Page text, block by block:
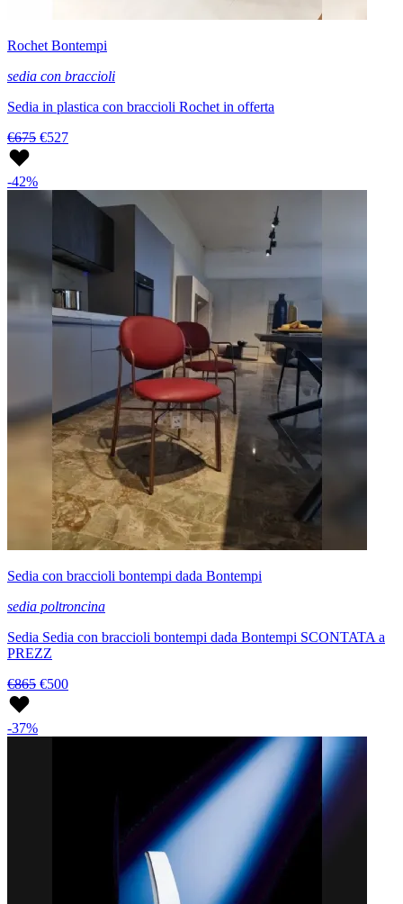
Rochet Bontempi
sedia con braccioli
Sedia in plastica con braccioli Rochet in offerta
€675 €527
-42%
Sedia con braccioli bontempi dada Bontempi
sedia poltroncina
Sedia Sedia con braccioli bontempi dada Bontempi SCONTATA a
PREZZ
€865 €500
-37%